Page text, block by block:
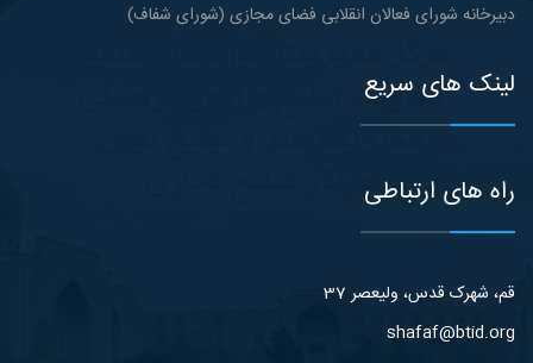
دبیرخانه شورای فعالان انقلابی فضای مجازی (شورای شفاف)
لینک های سریع
راه های ارتباطی
قم، شهرک قدس، ولیعصر 37
shafaf@btid.org